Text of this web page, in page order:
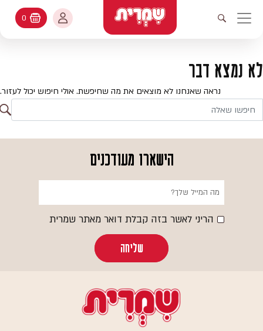
ניווט ראשי
פתיחת חיפוש
עולמות האפיה
מתכונים
קטלוג המוצרים
שאלות ותשובות
החשבון שלי
החשבון שלי
היסטורית הזמנות
עדכן סיסמה
עגלת קניות
0
לא נמצא דבר
נראה שאנחנו לא מוצאים את מה שחיפשת. אולי חיפוש יכול לעזור.
הישארו מעודכנים
הריני לאשר בזה קבלת דואר מאתר שמרית
שליחה